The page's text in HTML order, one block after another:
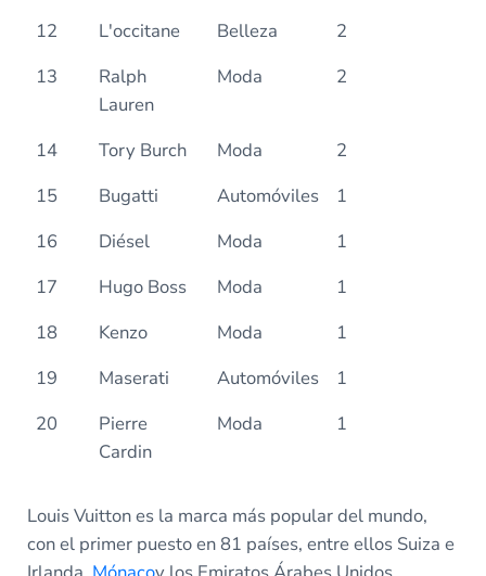
12
L'occitane Belleza
2
13
Ralph
Lauren
Moda 2
14 Tory Burch Moda
2
15
Bugatti Automóviles
1
16
Diésel Moda
1
17
Hugo Boss Moda
1
18
Kenzo Moda
1
19
Maserati Automóviles
1
20
Pierre
Cardin
Moda 1
Louis Vuitton es la marca más popular del mundo,
con el primer puesto en 81 países, entre ellos Suiza e